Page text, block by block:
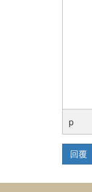
p
回覆